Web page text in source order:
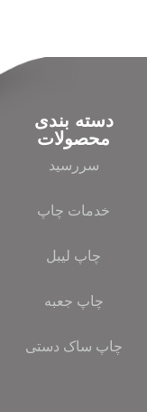
دسته بندی
محصولات
سررسید
خدمات چاپ
چاپ لیبل
چاپ جعبه
چاپ ساک دستی